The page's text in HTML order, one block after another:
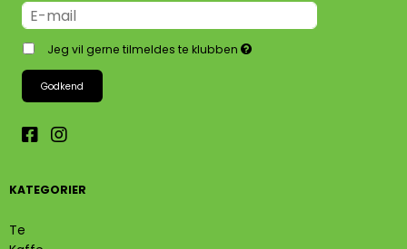
Jeg vil gerne tilmeldes te klubben
Godkend
KATEGORIER
Te